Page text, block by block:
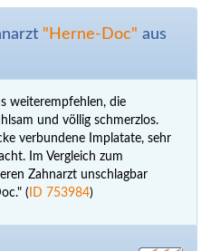
"Herne-Doc" aus
weiterempfehlen, die
und völlig schmerzlos.
verbundene Implatate, sehr
Im Vergleich zum
Zahnarzt unschlagbar
( ID 753984)